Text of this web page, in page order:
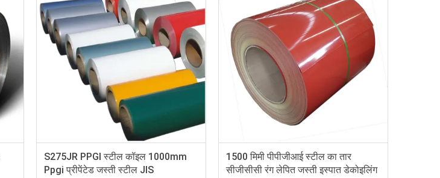
S275JR PPGI स्टील कॉइल 1000mm
Ppgi प्रीपेंटेड जस्ती स्टील JIS
1500 मिमी पीपीजीआई स्टील का तार
सीजीसीसी रंग लेपित जस्ती इस्पात डेकोइलिंग